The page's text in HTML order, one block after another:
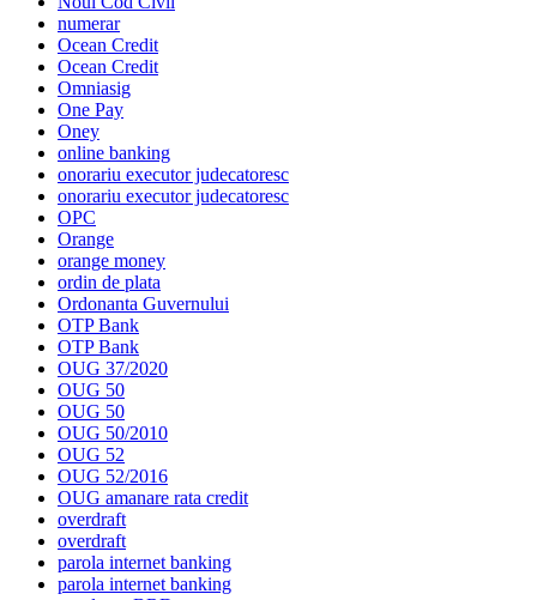
numerar
Ocean Credit
Ocean Credit
Omniasig
One Pay
Oney
online banking
onorariu executor judecatoresc
onorariu executor judecatoresc
OPC
Orange
orange money
ordin de plata
Ordonanta Guvernului
OTP Bank
OTP Bank
OUG 37/2020
OUG 50
OUG 50
OUG 50/2010
OUG 52
OUG 52/2016
OUG amanare rata credit
overdraft
overdraft
parola internet banking
parola internet banking